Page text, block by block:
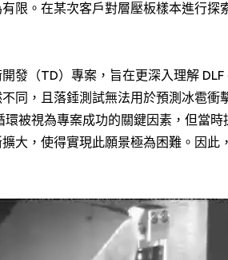
限。在某次客戶對層壓板樣本進行探
發（TD）專案，旨在更深入理解
同，且落錘測試無法用於預測冰雹衝
被視為專案成功的關鍵因素，但當
大，使得實現此願景極為困難。因